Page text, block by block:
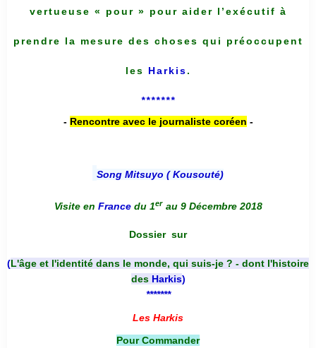
vertueuse « pour » pour aider l’exécutif à
prendre la mesure des choses qui préoccupent
les Harkis.
*******
- Rencontre avec le journaliste coréen -
Song Mitsuyo ( Kousouté)
Visite en France du 1er au 9 Décembre 2018
Dossier sur
(L'âge et l'identité dans le monde, qui suis-je ? - dont l'histoire
des Harkis)
*******
Les Harkis
Pour Commander